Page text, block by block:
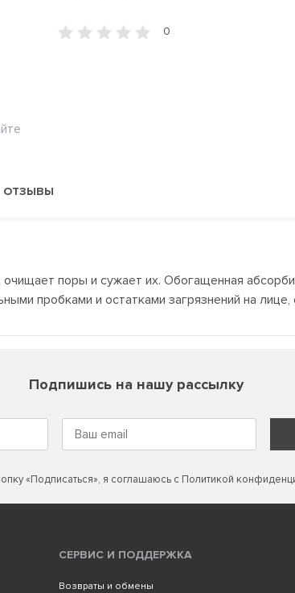
0
ОТЗЫВЫ
поры и сужает их. Обогащенная
пробками и остатками загрязнений на
Подпишись на нашу рассылку
«Подписаться», я соглашаюсь с Политикой
СЕРВИС И ПОДДЕРЖКА
Возвраты и обмены